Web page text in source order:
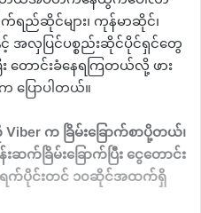
ရည်ဆိုင်များ၊ ကုန်မာဆိုင်၊
အလှပြင်ပစ္စည်းဆိုင်ပိုင်ရှင်တွေ
တောင်းခံနေရကြတယ်လို့ ဖား
ပြောပါတယ်။
က ခြိမ်းခြောက်စာပို့တယ်၊
က်ခြိမ်းခြောက်ပြီး ငွေတောင်း
က်ပိုင်းတင် ၁၀ဆိုင်အထက်ရှိ